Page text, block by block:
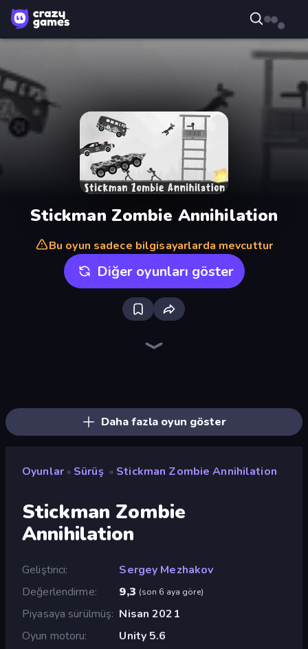
Stickman Zombie Annihilation
Bu oyun sadece bilgisayarlarda mevcuttur
Diğer oyunları göster
Daha fazla oyun göster
Oyunlar » Sürüş » Stickman Zombie Annihilation
Stickman Zombie
Annihilation
Geliştirici
Sergey Mezhakov
Değerlendirme
9,3 (son 6 aya göre)
Piyasaya sürülmüş Nisan 2021
Oyun motoru
Unity 5.6